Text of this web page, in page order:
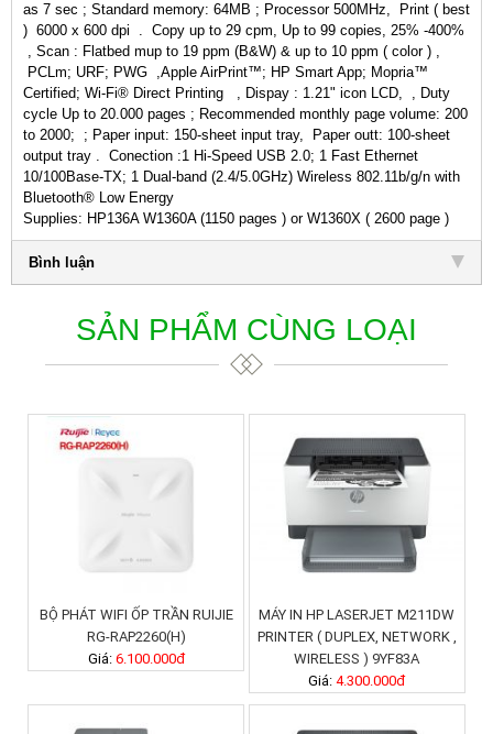
as 7 sec ; Standard memory: 64MB ; Processor 500MHz, Print ( best
) 6000 x 600 dpi . Copy up to 29 cpm, Up to 99 copies, 25% -400%
, Scan : Flatbed mup to 19 ppm (B&W) & up to 10 ppm ( color ) ,
PCLm; URF; PWG ,Apple AirPrint™; HP Smart App; Mopria™
Certified; Wi-Fi® Direct Printing , Dispay : 1.21" icon LCD, , Duty
cycle Up to 20.000 pages ; Recommended monthly page volume: 200
to 2000; ; Paper input: 150-sheet input tray, Paper outt: 100-sheet
output tray . Conection :1 Hi-Speed USB 2.0; 1 Fast Ethernet
10/100Base-TX; 1 Dual-band (2.4/5.0GHz) Wireless 802.11b/g/n with
Bluetooth® Low Energy
Supplies: HP136A W1360A (1150 pages ) or W1360X ( 2600 page )
Bình luận
SẢN PHẨM CÙNG LOẠI
BỘ PHÁT WIFI ỐP TRẦN RUIJIE
RG-RAP2260(H)
Giá: 6.100.000đ
MÁY IN HP LASERJET M211DW
PRINTER ( DUPLEX, NETWORK ,
WIRELESS ) 9YF83A
Giá:4.300.000đ